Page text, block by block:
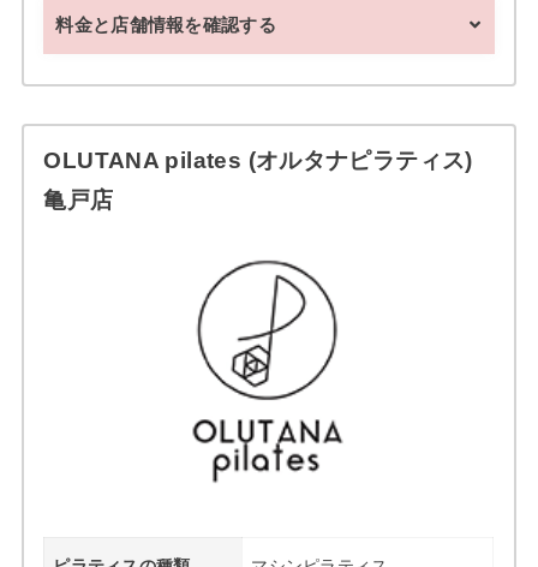
料金と店舗情報を確認する
OLUTANA pilates (オルタナピラティス)
亀戸店